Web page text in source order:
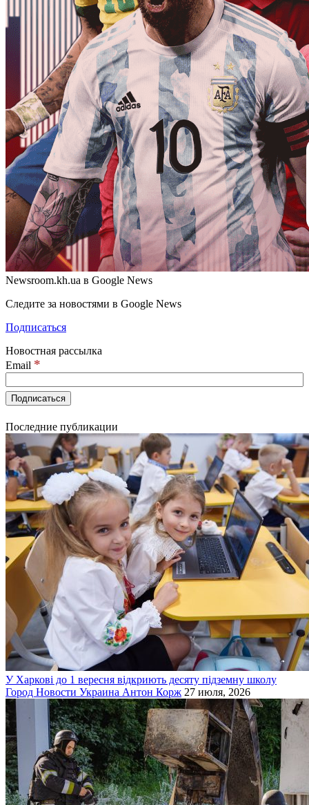
Newsroom.kh.ua в Google News
Следите за новостями в Google News
Подписаться
Новостная рассылка
Email *
Последние публикации
У Харкові до 1 вересня відкриють десяту підземну школу
Город Новости Украина Антон Корж 27 июля, 2026